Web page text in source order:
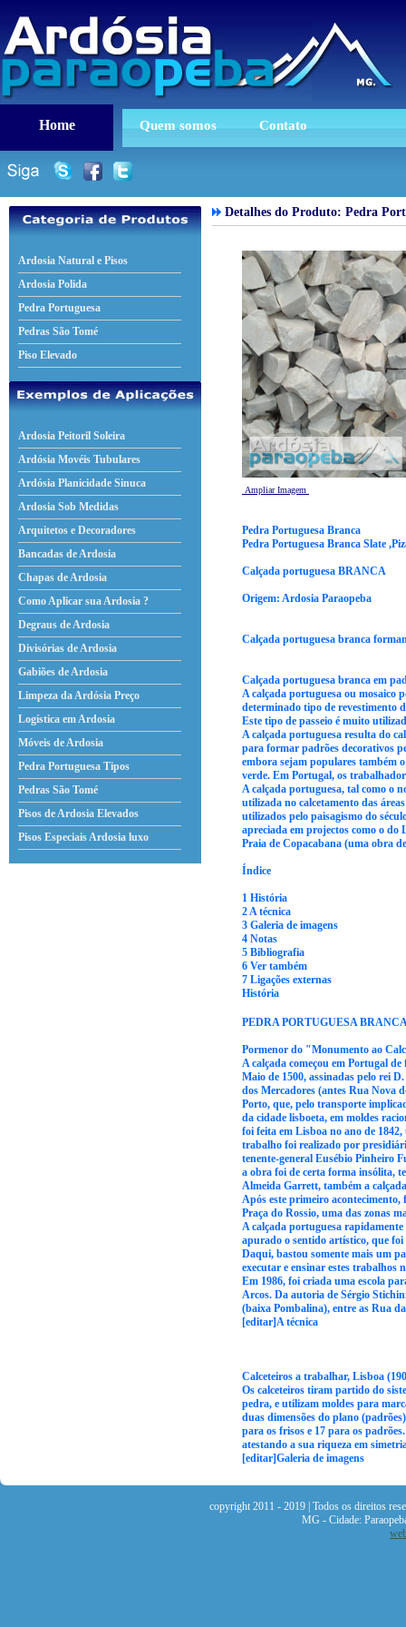
Home Quem somos Contato
Ardosia Natural e Pisos
Ardosia Polida
Pedra Portuguesa
Pedras São Tomé
Piso Elevado
Ardosia Peitoril Soleira
Ardósia Movéis Tubulares
Ardósia Planicidade Sinuca
Ardosia Sob Medidas
Arquitetos e Decoradores
Bancadas de Ardosia
Chapas de Ardosia
Como Aplicar sua Ardosia ?
Degraus de Ardosia
Divisórias de Ardosia
Gabiões de Ardosia
Limpeza da Ardósia Preço
Logística em Ardosia
Móveis de Ardosia
Pedra Portuguesa Tipos
Pedras São Tomé
Pisos de Ardosia Elevados
Pisos Especiais Ardosia luxo
Detalhes do Produto: Pedra
Ampliar Imagem
Pedra Portuguesa Branca
Pedra Portuguesa Branca Slate
Calçada portuguesa BRANCA
Origem: Ardosia Paraopeba
Calçada portuguesa branca
Calçada portuguesa branca em
A calçada portuguesa ou mosaico
determinado tipo de revestimento
Este tipo de passeio é muito
A calçada portuguesa resulta do
para formar padrões decorativos
embora sejam populares também
verde. Em Portugal, os
A calçada portuguesa, tal como o
utilizada no calcetamento das
utilizados pelo paisagismo do
apreciada em projectos como o do
Praia de Copacabana (uma obra
Índice
1 História
2 A técnica
3 Galeria de imagens
4 Notas
5 Bibliografia
6 Ver também
7 Ligações externas
História
PEDRA PORTUGUESA
Pormenor do "Monumento ao
A calçada começou em Portugal
Maio de 1500, assinadas pelo rei
dos Mercadores (antes Rua Nova
Porto, que, pelo transporte
da cidade lisboeta, em moldes
foi feita em Lisboa no ano de
trabalho foi realizado por
tenente-general Eusébio Pinheiro
a obra foi de certa forma insólita,
Almeida Garrett, também a
Após este primeiro acontecimento,
Praça do Rossio, uma das zonas
A calçada portuguesa rapidamente
apurado o sentido artístico, que
Daqui, bastou somente mais um
executar e ensinar estes trabalhos
Em 1986, foi criada uma escola
Arcos. Da autoria de Sérgio
(baixa Pombalina), entre as Rua
[editar]A técnica
Calceteiros a trabalhar, Lisboa
Os calceteiros tiram partido do
pedra, e utilizam moldes para
duas dimensões do plano
para os frisos e 17 para os
atestando a sua riqueza em
[editar]Galeria de imagens
copyright 2011 - 2019 | Todos os direitos
MG - Cidade: